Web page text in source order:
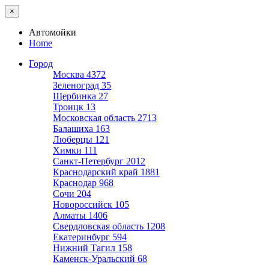
×
Автомойки
Home
Город
Москва 4372
Зеленоград 35
Щербинка 27
Троицк 13
Московская область 2713
Балашиха 163
Люберцы 121
Химки 111
Санкт-Петербург 2012
Краснодарский край 1881
Краснодар 968
Сочи 204
Новороссийск 105
Алматы 1406
Свердловская область 1208
Екатеринбург 594
Нижний Тагил 158
Каменск-Уральский 68